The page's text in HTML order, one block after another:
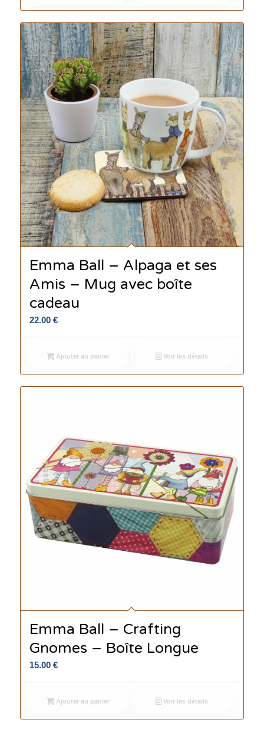
Emma Ball – Alpaga et ses
Amis – Mug avec boîte
cadeau
22.00 €
Ajouter au panier Voir les détails
Emma Ball – Crafting
Gnomes – Boîte Longue
15.00 €
Ajouter au panier Voir les détails